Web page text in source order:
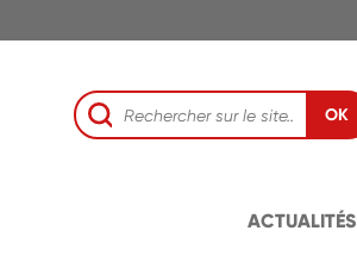
OK
ACTUALITÉS